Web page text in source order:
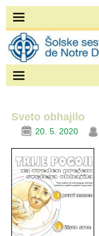
Sveto obhajilo
20. 5. 2020